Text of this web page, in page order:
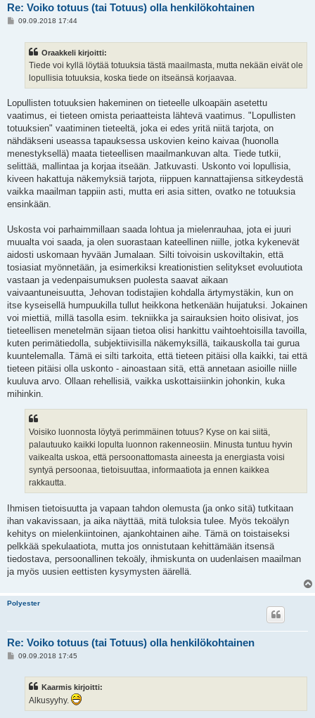
Re: Voiko totuus (tai Totuus) olla henkilökohtainen
V09.09.2018 17:44
Oraakkeli kirjoitti:
Tiede voi kyllä löytää totuuksia tästä maailmasta, mutta nekään eivät ole
lopullisia totuuksia, koska tiede on itseänsä korjaavaa.
Lopullisten totuuksien hakeminen on tieteelle ulkoapäin asetettu
vaatimus, ei tieteen omista periaatteista lähtevä vaatimus. "Lopullisten
totuuksien" vaatiminen tieteeltä, joka ei edes yritä niitä tarjota, on
nähdäkseni useassa tapauksessa uskovien keino kaivaa (huonolla
menestyksellä) maata tieteellisen maailmankuvan alta. Tiede tutkii,
selittää, mallintaa ja korjaa itseään. Jatkuvasti. Uskonto voi lopullisia,
kiveen hakattuja näkemyksiä tarjota, riippuen kannattajiensa sitkeydestä
vaikka maailman tappiin asti, mutta eri asia sitten, ovatko ne totuuksia
ensinkään.
Uskosta voi parhaimmillaan saada lohtua ja mielenrauhaa, jota ei juuri
muualta voi saada, ja olen suorastaan kateellinen niille, jotka kykenevät
aidosti uskomaan hyvään Jumalaan. Silti toivoisin uskoviltakin, että
tosiasiat myönnetään, ja esimerkiksi kreationistien selitykset evoluutiota
vastaan ja vedenpaisumuksen puolesta saavat aikaan
vaivaantuneisuutta, Jehovan todistajien kohdalla ärtymystäkin, kun on
itse kyseisellä humpuukilla tullut heikkona hetkenään huijatuksi. Jokainen
voi miettiä, millä tasolla esim. tekniikka ja sairauksien hoito olisivat, jos
tieteellisen menetelmän sijaan tietoa olisi hankittu vaihtoehtoisilla tavoilla,
kuten perimätiedolla, subjektiivisilla näkemyksillä, taikauskolla tai gurua
kuuntelemalla. Tämä ei silti tarkoita, että tieteen pitäisi olla kaikki, tai että
tieteen pitäisi olla uskonto - ainoastaan sitä, että annetaan asioille niille
kuuluva arvo. Ollaan rehellisiä, vaikka uskottaisiinkin johonkin, kuka
mihinkin.
Voisiko luonnosta löytyä perimmäinen totuus? Kyse on kai siitä,
palautuuko kaikki lopulta luonnon rakenneosiin. Minusta tuntuu hyvin
vaikealta uskoa, että persoonattomasta aineesta ja energiasta voisi
syntyä persoonaa, tietoisuuttaa, informaatiota ja ennen kaikkea
rakkautta.
Ihmisen tietoisuutta ja vapaan tahdon olemusta (ja onko sitä) tutkitaan
ihan vakavissaan, ja aika näyttää, mitä tuloksia tulee. Myös tekoälyn
kehitys on mielenkiintoinen, ajankohtainen aihe. Tämä on toistaiseksi
pelkkää spekulaatiota, mutta jos onnistutaan kehittämään itsensä
tiedostava, persoonallinen tekoäly, ihmiskunta on uudenlaisen maailman
ja myös uusien eettisten kysymysten äärellä.
Polyester
Re: Voiko totuus (tai Totuus) olla henkilökohtainen
V09.09.2018 17:45
Kaarmis kirjoitti:
Alkusyyhy.